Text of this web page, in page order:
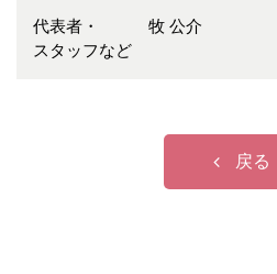
教会
代表者・
スタッフなど
牧 公介
戻る